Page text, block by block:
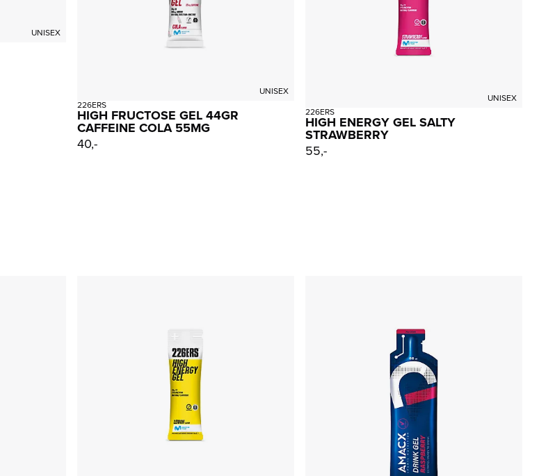
UNISEX
UNISEX
226ERS
HIGH FRUCTOSE GEL 44GR
CAFFEINE COLA 55MG
40,-
UNISEX
226ERS
HIGH ENERGY GEL SALTY
STRAWBERRY
55,-